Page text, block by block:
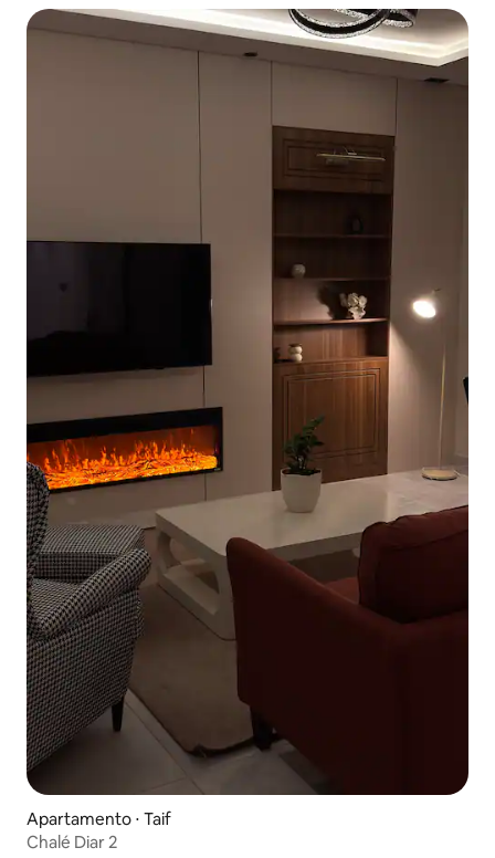
Apartamento ⋅ Taif
Chalé Diar 2